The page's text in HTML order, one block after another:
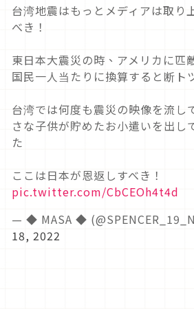
台湾地震はもっとメディアは取り
べき！
東日本大震災の時、アメリカに匹
国民一人当たりに換算すると断ト
台湾では何度も震災の映像を流し
さな子供が貯めたお小遣いを出し
た
ここは日本が恩返しすべき！
pic.twitter.com/CbCEOh4t4d
— ◆ MASA ◆
18, 2022